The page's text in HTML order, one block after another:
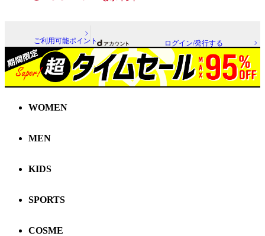
ご利用可能ポイント ログイン/発行する
WOMEN
MEN
KIDS
SPORTS
COSME